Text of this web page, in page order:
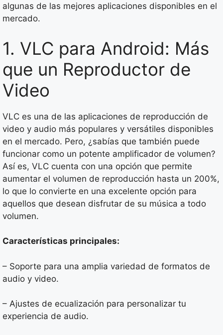
algunas de las mejores aplicaciones disponibles en el
mercado.
1. VLC para Android: Más
que un Reproductor de
Video
VLC es una de las aplicaciones de reproducción de
video y audio más populares y versátiles disponibles
en el mercado. Pero, ¿sabías que también puede
funcionar como un potente amplificador de volumen?
Así es, VLC cuenta con una opción que permite
aumentar el volumen de reproducción hasta un 200%,
lo que lo convierte en una excelente opción para
aquellos que desean disfrutar de su música a todo
volumen.
Características principales:
– Soporte para una amplia variedad de formatos de
audio y video.
– Ajustes de ecualización para personalizar tu
experiencia de audio.